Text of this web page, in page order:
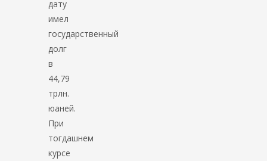
дату
имел
государственный
долг
в
44,79
трлн.
юаней.
При
тогдашнем
курсе